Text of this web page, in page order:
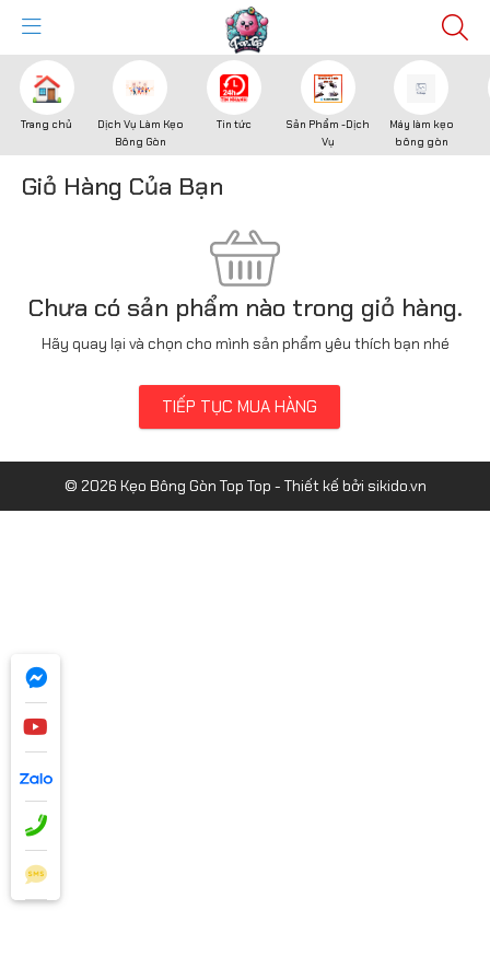
Trang chủ
Dịch Vụ Làm Kẹo
Bông Gòn
Tin tức
Sản Phẩm -Dịch
Vụ
Máy làm kẹo
bông gòn
Giỏ Hàng Của Bạn
Chưa có sản phẩm nào trong giỏ hàng.
Hãy quay lại và chọn cho mình sản phẩm yêu thích bạn nhé
TIẾP TỤC MUA HÀNG
© 2026 Kẹo Bông Gòn Top Top - Thiết kế bởi sikido.vn